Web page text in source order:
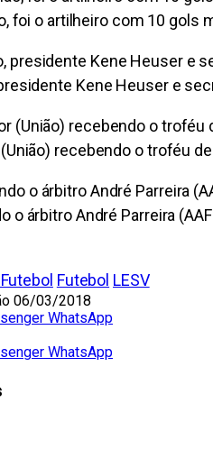
foi o artilheiro com 10 gols
Kene Heuser e
recebendo o troféu
o árbitro André Parreira
Futebol LESV
06/03/2018
WhatsApp
WhatsApp